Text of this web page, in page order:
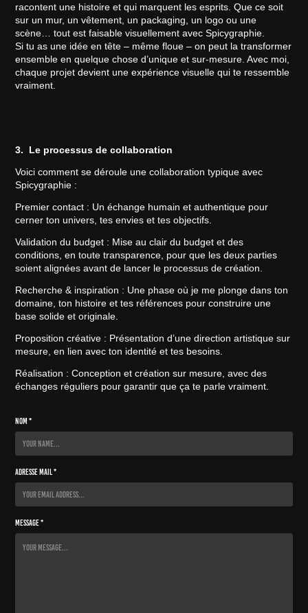
racontent une histoire et qui marquent les esprits. Que ce soit
sur un mur, un vêtement, un packaging, un logo ou une
scène… tout est faisable visuellement avec Spicygraphie.
Si tu as une idée en tête – même floue – on peut la transformer
ensemble en quelque chose d’unique et sur-mesure. Avec moi,
chaque projet devient une expérience visuelle qui te ressemble
vraiment.
3. Le processus de collaboration
Voici comment se déroule une collaboration typique avec
Spicygraphie :
Premier contact : Un échange humain et authentique pour
cerner ton univers, tes envies et tes objectifs.
Validation du budget : Mise au clair du budget et des
conditions, en toute transparence, pour que les deux parties
soient alignées avant de lancer le processus de création.
Recherche & inspiration : Une phase où je me plonge dans ton
domaine, ton histoire et tes références pour construire une
base solide et originale.
Proposition créative : Présentation d’une direction artistique sur
mesure, en lien avec ton identité et tes besoins.
Réalisation : Conception et création sur mesure, avec des
échanges réguliers pour garantir que ça te parle vraiment.
Nom *
Adresse mail *
Message *